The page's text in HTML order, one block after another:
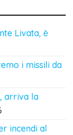
Livata, è
i missili da
arriva la
incendi al